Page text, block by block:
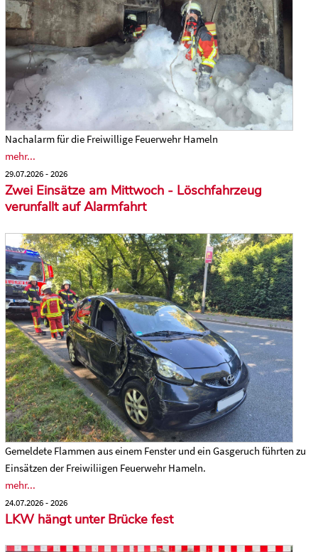
Nachalarm für die Freiwillige Feuerwehr Hameln
mehr...
29.07.2026 - 2026
Zwei Einsätze am Mittwoch - Löschfahrzeug
verunfallt auf Alarmfahrt
Gemeldete Flammen aus einem Fenster und ein Gasgeruch führten zu
Einsätzen der Freiwiliigen Feuerwehr Hameln.
mehr...
24.07.2026 - 2026
LKW hängt unter Brücke fest